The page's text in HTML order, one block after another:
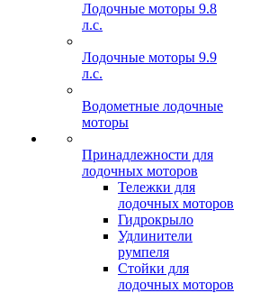
Лодочные моторы 9.8
л.с.
Лодочные моторы 9.9
л.с.
Водометные лодочные
моторы
Принадлежности для
лодочных моторов
Тележки для
лодочных моторов
Гидрокрыло
Удлинители
румпеля
Стойки для
лодочных моторов